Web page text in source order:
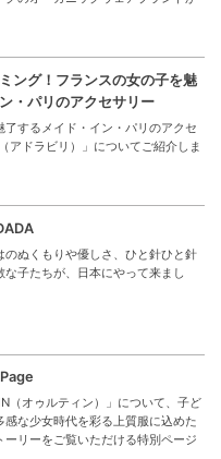
ング！フランスの女の子を魅
・パリのアクセサリー
了するメイド・イン・パリのアクセ
アドラビリ）」についてご紹介しま
のぬくもりや優しさ、ひと針ひと針
な子たちが、日本にやって来まし
（オゥルティン）」について、子ど
感な少女時代を彩る上質服に込めた
ーリーをご覧いただける特別ページ